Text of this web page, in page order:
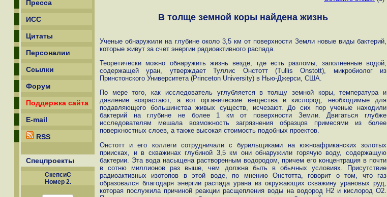
Пресса
ИСС
Цитаты
Персоналии
Ссылки
Форум
Поддержка сайта
E-mail
RSS
Спецпроекты
СкепсиС
Номер 2.
В толще земной коры найдена жизнь
Ученые обнаружили на глубине около 3,5 км от поверхности Земли новые виды бактерий,
которые живут за счет энергии радиоактивного распада.
Теоретически можно обнаружить жизнь везде, где есть разломы, заполненные водой,
содержащей уран, утверждает Туллис Онстотт (Tullis Onstott), микробиолог из
Принстонского Университета (Princeton University) в Нью-Джерси, США.
По мере того, как исследователь углубляется в толщу земной коры, температура и
давление возрастают, а вот органические вещества и кислород, необходимые для
подавляющего большинства живых существ, исчезают. До сих пор ученые находили
бактерий на глубине не более 1 км от поверхности Земли. Двигаться глубже
исследователям мешала возможность загрязнения образцов примесями из более
поверхностных слоев, а также высокая стоимость подобных проектов.
Онстотт и его коллеги сотрудничали с бурильщиками на южноафриканских золотых
приисках, и в скважинах глубиной 3,5 км они обнаружили горячую воду, содержащую
бактерии. Эта вода насыщена растворенным водородом, причем его концентрация в почти
в сотню миллионов раз выше, чем должна быть в обычных условиях. Присутствие
радиоактивных изотопов в этой воде, по мнению Онстотта, говорит о том, что газ
образовался благодаря энергии распада урана из окружающих скважину урановых руд,
которая послужила причиной реакции расщепления воды на водород H2 и кислород O2.